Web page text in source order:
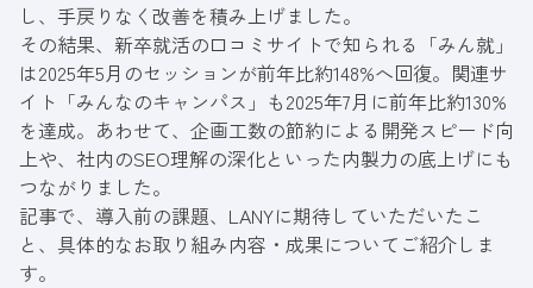
し、手戻りなく改善を積み上げました。
その結果、新卒就活の口コミサイトで知られる「みん就」
は2025年5月のセッションが前年比約148%へ回復。関連サ
イト「みんなのキャンパス」も2025年7月に前年比約130%
を達成。あわせて、企画工数の節約による開発スピード向
上や、社内のSEO理解の深化といった内製力の底上げにも
つながりました。
記事で、導入前の課題、LANYに期待していただいたこ
と、具体的なお取り組み内容・成果についてご紹介しま
す。